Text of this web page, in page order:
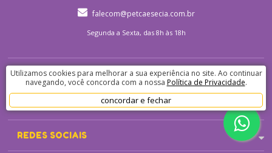
falecom@petcaesecia.com.br
Segunda a Sexta, das 8h às 18h
INSTITUCIONAIS
AJUDA E SUPORTE
REDES SOCIAIS
Utilizamos cookies para melhorar a sua experiência no site. Ao continuar
navegando, você concorda com a nossa Política de Privacidade.
concordar e fechar